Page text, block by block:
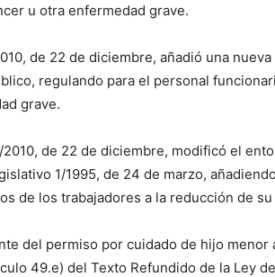
u otra enfermedad grave.
de 22 de diciembre, añadió una nueva
regulando para el personal
grave.
de 22 de diciembre, modificó el
1/1995, de 24 de marzo,
de los trabajadores a la reducción de su
del permiso por cuidado de hijo menor
49.e) del Texto Refundido de la Ley